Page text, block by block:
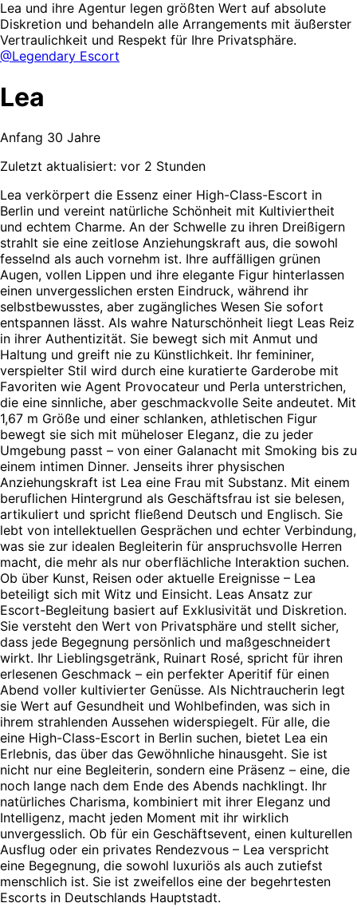
Lea und ihre Agentur legen größten Wert auf absolute
Diskretion und behandeln alle Arrangements mit äußerster
Vertraulichkeit und Respekt für Ihre Privatsphäre.
@Legendary Escort
Lea
Anfang 30 Jahre
Zuletzt aktualisiert: vor 2 Stunden
Lea verkörpert die Essenz einer High-Class-Escort in
Berlin und vereint natürliche Schönheit mit Kultiviertheit
und echtem Charme. An der Schwelle zu ihren Dreißigern
strahlt sie eine zeitlose Anziehungskraft aus, die sowohl
fesselnd als auch vornehm ist. Ihre auffälligen grünen
Augen, vollen Lippen und ihre elegante Figur hinterlassen
einen unvergesslichen ersten Eindruck, während ihr
selbstbewusstes, aber zugängliches Wesen Sie sofort
entspannen lässt. Als wahre Naturschönheit liegt Leas Reiz
in ihrer Authentizität. Sie bewegt sich mit Anmut und
Haltung und greift nie zu Künstlichkeit. Ihr femininer,
verspielter Stil wird durch eine kuratierte Garderobe mit
Favoriten wie Agent Provocateur und Perla unterstrichen,
die eine sinnliche, aber geschmackvolle Seite andeutet. Mit
1,67 m Größe und einer schlanken, athletischen Figur
bewegt sie sich mit müheloser Eleganz, die zu jeder
Umgebung passt – von einer Galanacht mit Smoking bis zu
einem intimen Dinner. Jenseits ihrer physischen
Anziehungskraft ist Lea eine Frau mit Substanz. Mit einem
beruflichen Hintergrund als Geschäftsfrau ist sie belesen,
artikuliert und spricht fließend Deutsch und Englisch. Sie
lebt von intellektuellen Gesprächen und echter Verbindung,
was sie zur idealen Begleiterin für anspruchsvolle Herren
macht, die mehr als nur oberflächliche Interaktion suchen.
Ob über Kunst, Reisen oder aktuelle Ereignisse – Lea
beteiligt sich mit Witz und Einsicht. Leas Ansatz zur
Escort-Begleitung basiert auf Exklusivität und Diskretion.
Sie versteht den Wert von Privatsphäre und stellt sicher,
dass jede Begegnung persönlich und maßgeschneidert
wirkt. Ihr Lieblingsgetränk, Ruinart Rosé, spricht für ihren
erlesenen Geschmack – ein perfekter Aperitif für einen
Abend voller kultivierter Genüsse. Als Nichtraucherin legt
sie Wert auf Gesundheit und Wohlbefinden, was sich in
ihrem strahlenden Aussehen widerspiegelt. Für alle, die
eine High-Class-Escort in Berlin suchen, bietet Lea ein
Erlebnis, das über das Gewöhnliche hinausgeht. Sie ist
nicht nur eine Begleiterin, sondern eine Präsenz – eine, die
noch lange nach dem Ende des Abends nachklingt. Ihr
natürliches Charisma, kombiniert mit ihrer Eleganz und
Intelligenz, macht jeden Moment mit ihr wirklich
unvergesslich. Ob für ein Geschäftsevent, einen kulturellen
Ausflug oder ein privates Rendezvous – Lea verspricht
eine Begegnung, die sowohl luxuriös als auch zutiefst
menschlich ist. Sie ist zweifellos eine der begehrtesten
Escorts in Deutschlands Hauptstadt.